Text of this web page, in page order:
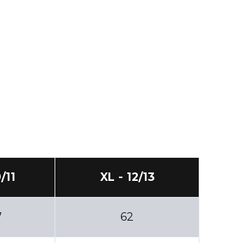
XL - 12/13
62